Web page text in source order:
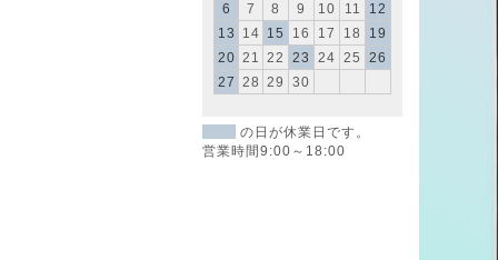
6
7 8 9 10 11
12
13
14 15 16 17 18
19
20
21 22 23 24 25
26
27
28 29 30
の日が休業日です。
営業時間9:00～18:00